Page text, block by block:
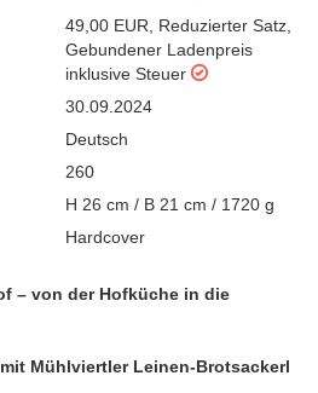
49,00 EUR Reduzierter Satz
Gebundener Ladenpreis
inklusive Steuer
30.09.2024
Deutsch
260
H 26 cm / B 21 cm / 1720 g
Hardcover
– von der Hofküche in die
Mühlviertler Leinen-Brotsackerl